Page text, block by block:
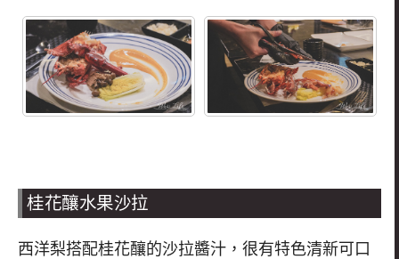
桂花釀水果沙拉
西洋梨搭配桂花釀的沙拉醬汁，很有特色清新可口